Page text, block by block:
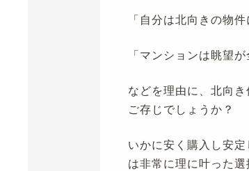
「自分は北向きの物
「マンションは眺望
などを理由に、北向
ご存じでしょうか？
いかに安く購入し安
は非常に理に叶った選